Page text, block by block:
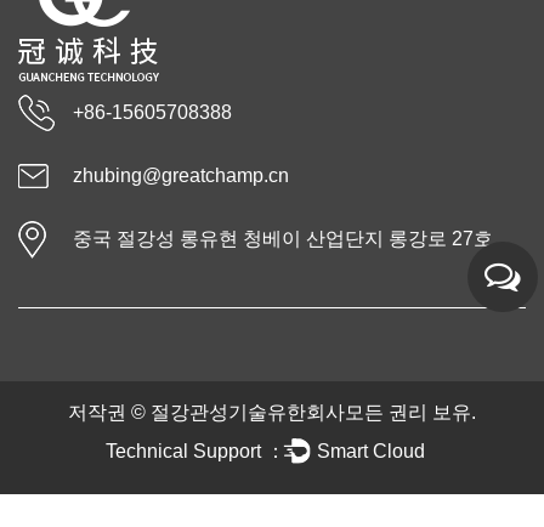
+86-15605708388
zhubing@greatchamp.cn
중국 절강성 롱유현 청베이 산업단지 롱강로 27호
저작권 © 절강관성기술유한회사모든 권리 보유.
Technical Support ： Smart Cloud